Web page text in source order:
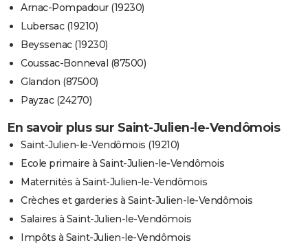
Arnac-Pompadour (19230)
Lubersac (19210)
Beyssenac (19230)
Coussac-Bonneval (87500)
Glandon (87500)
Payzac (24270)
En savoir plus sur Saint-Julien-le-Vendômois
Saint-Julien-le-Vendômois (19210)
Ecole primaire à Saint-Julien-le-Vendômois
Maternités à Saint-Julien-le-Vendômois
Crèches et garderies à Saint-Julien-le-Vendômois
Salaires à Saint-Julien-le-Vendômois
Impôts à Saint-Julien-le-Vendômois